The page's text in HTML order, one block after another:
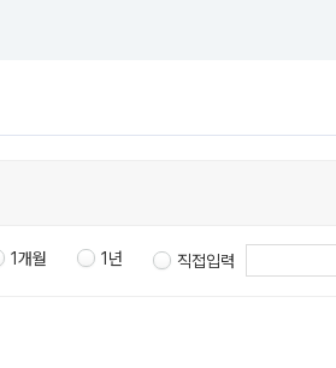
1개월 1년 직접입력